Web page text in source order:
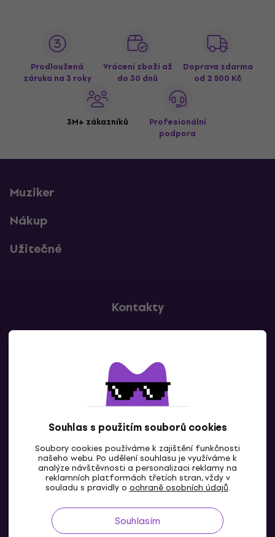
Souhlas s použitím souborů cookies
Soubory cookies používáme k zajištění funkčnosti
našeho webu. Po udělení souhlasu je využíváme k
analýze návštěvnosti a personalizaci reklamy na
reklamních platformách třetích stran, vždy v
souladu s pravidly o ochraně osobních údajů.
Souhlasím
Prodloužená
záruka na 3 roky
Vrácení zboží až
do 30 dnů
Doprava zdarma
od 2 500 Kč
3M+ zákazníků
Profesionální
podpora
Muziker
Nákup
Užitečné
Kontakty
CZ